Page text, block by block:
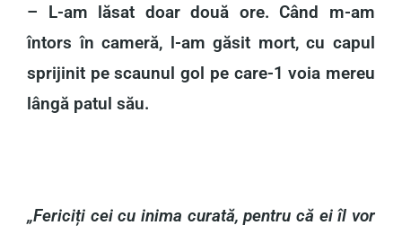
– L-am lăsat doar două ore. Când m-am
întors în cameră, l-am găsit mort, cu capul
sprijinit pe scaunul gol pe care-1 voia mereu
lângă patul său.
„Fericiți cei cu inima curată, pentru că ei îl vor